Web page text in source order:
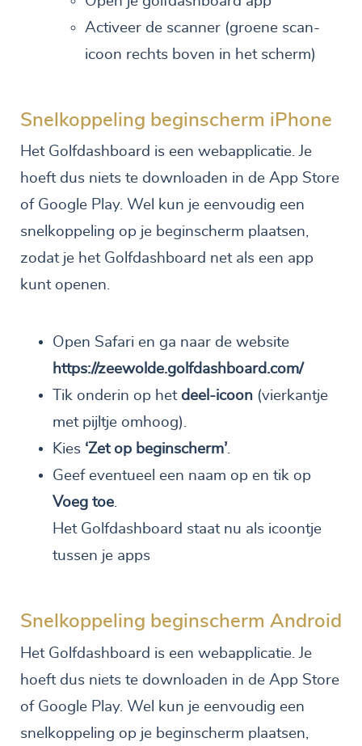
Activeer de scanner (groene scan-
icoon rechts boven in het scherm)
Snelkoppeling beginscherm iPhone
Het Golfdashboard is een webapplicatie. Je
hoeft dus niets te downloaden in de App Store
of Google Play. Wel kun je eenvoudig een
snelkoppeling op je beginscherm plaatsen,
zodat je het Golfdashboard net als een app
kunt openen.
Open Safari en ga naar de website
https://zeewolde.golfdashboard.com/
Tik onderin op het deel-icoon (vierkantje
met pijltje omhoog).
Kies ‘Zet op beginscherm’.
Geef eventueel een naam op en tik op
Voeg toe.
Het Golfdashboard staat nu als icoontje
tussen je apps
Snelkoppeling beginscherm Android
Het Golfdashboard is een webapplicatie. Je
hoeft dus niets te downloaden in de App Store
of Google Play. Wel kun je eenvoudig een
snelkoppeling op je beginscherm plaatsen,